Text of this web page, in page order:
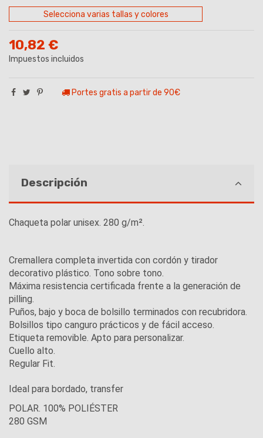
Selecciona varias tallas y colores
10,82 €
Impuestos incluidos
Portes gratis a partir de 90€
Descripción
Chaqueta polar unisex. 280 g/m².
Cremallera completa invertida con cordón y tirador
decorativo plástico. Tono sobre tono.
Máxima resistencia certificada frente a la generación de
pilling.
Puños, bajo y boca de bolsillo terminados con recubridora.
Bolsillos tipo canguro prácticos y de fácil acceso.
Etiqueta removible. Apto para personalizar.
Cuello alto.
Regular Fit.
Ideal para bordado, transfer
POLAR. 100% POLIÉSTER
280 GSM